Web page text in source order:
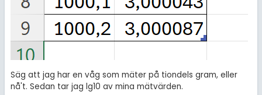
Säg att jag har en våg som mäter på tiondels gram, eller
nå't. Sedan tar jag lg10 av mina mätvärden.